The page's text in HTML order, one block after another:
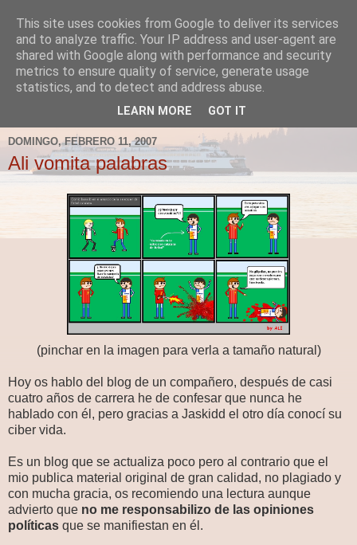
Fergus el Destructor
Blog sobre lo que le apetece escribir a Fergus, en el caso
de que le apetezca escribir.
DOMINGO, FEBRERO 11, 2007
Ali vomita palabras
(pinchar en la imagen para verla a tamaño natural)
Hoy os hablo del blog de un compañero, después de casi
cuatro años de carrera he de confesar que nunca he
hablado con él, pero gracias a Jaskidd el otro día conocí su
ciber vida.
Es un blog que se actualiza poco pero al contrario que el
mio publica material original de gran calidad, no plagiado y
con mucha gracia, os recomiendo una lectura aunque
advierto que no me responsabilizo de las opiniones
políticas que se manifiestan en él.
This site uses cookies from Google to deliver its services
and to analyze traffic. Your IP address and user-agent are
shared with Google along with performance and security
metrics to ensure quality of service, generate usage
statistics, and to detect and address abuse.
LEARN MORE GOT IT